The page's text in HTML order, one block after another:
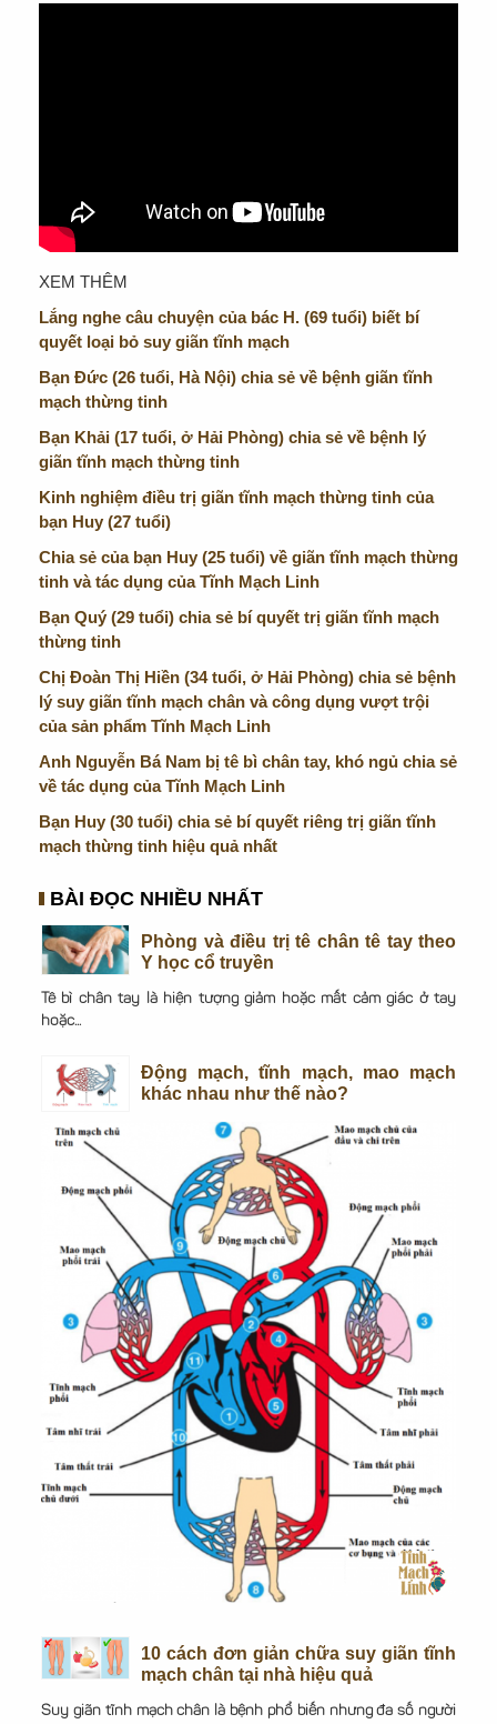
XEM THÊM
Lắng nghe câu chuyện của bác H. (69 tuổi) biết bí
quyết loại bỏ suy giãn tĩnh mạch
Bạn Đức (26 tuổi, Hà Nội) chia sẻ về bệnh giãn tĩnh
mạch thừng tinh
Bạn Khải (17 tuổi, ở Hải Phòng) chia sẻ về bệnh lý
giãn tĩnh mạch thừng tinh
Kinh nghiệm điều trị giãn tĩnh mạch thừng tinh của
bạn Huy (27 tuổi)
Chia sẻ của bạn Huy (25 tuổi) về giãn tĩnh mạch thừng
tinh và tác dụng của Tĩnh Mạch Linh
Bạn Quý (29 tuổi) chia sẻ bí quyết trị giãn tĩnh mạch
thừng tinh
Chị Đoàn Thị Hiền (34 tuổi, ở Hải Phòng) chia sẻ bệnh
lý suy giãn tĩnh mạch chân và công dụng vượt trội
của sản phẩm Tĩnh Mạch Linh
Anh Nguyễn Bá Nam bị tê bì chân tay, khó ngủ chia sẻ
về tác dụng của Tĩnh Mạch Linh
Bạn Huy (30 tuổi) chia sẻ bí quyết riêng trị giãn tĩnh
mạch thừng tinh hiệu quả nhất
BÀI ĐỌC NHIỀU NHẤT
Phòng và điều trị tê chân tê tay theo
Y học cổ truyền
Tê bì chân tay là hiện tượng giảm hoặc mất cảm giác ở tay
hoặc...
Động mạch, tĩnh mạch, mao mạch
khác nhau như thế nào?
10 cách đơn giản chữa suy giãn tĩnh
mạch chân tại nhà hiệu quả
Suy giãn tĩnh mạch chân là bệnh phổ biến nhưng đa số người